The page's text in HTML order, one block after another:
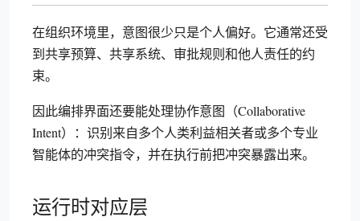
在组织环境里，意图很少只是个人偏好。它通常还受
到共享预算、共享系统、审批规则和他人责任的约
束。
因此编排界面还要能处理协作意图（Collaborative
Intent）：识别来自多个人类利益相关者或多个专业
智能体的冲突指令，并在执行前把冲突暴露出来。
运行时对应层